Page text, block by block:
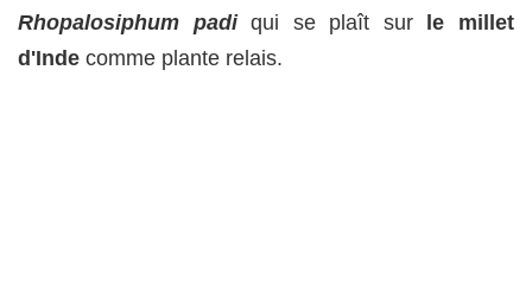
Rhopalosiphum padi qui se plaît sur
le millet
d'Inde comme plante relais.